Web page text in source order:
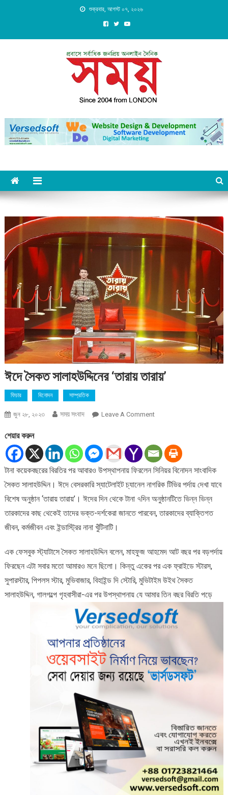
শুক্রবার, আগস্ট ০৭, ২০২৬
Daily Shomoy, Since 2004
from LONDON
ঈদে সৈকত সালাহউদ্দিনের ‘তারায় তারায়’
ফিচার বিনোদন সাম্প্রতিক
জুন ২৮, ২০২৩ সময় সংবাদ Leave A CommentOn
সালাহউদ্দিনের
‘তারায়
তারায়’
শেয়ার করুন
টানা কয়েকবছরের বিরতির পর আবারও উপস্থাপনায় ফিরলেন সিনিয়র বিনোদন সাংবাদিক
সৈকত সালাহউদ্দিন। ঈদে বেসরকারি স্যাটেলাইট চ্যানেল নাগরিক টিভির পর্দায় দেখা যাবে
বিশেষ অনুষ্ঠান ‘তারায় তারায়’। ঈদের দিন থেকে টানা ৭দিন অনুষ্ঠানটিতে ভিন্ন ভিন্ন
তারকাদের কাছ থেকেই তাদের ভক্ত-দর্শকেরা জানতে পারবেন, তারকাদের ব্যাক্তিগত
জীবন, কর্মজীবন এবং ইন্ডাস্ট্রির নানা খুঁটিনাটি।
এক ফেসবুক স্ট্যাটাসে সৈকত সালাহউদ্দিন বলেন, মাহফুজ আহমেদ আট বছর পর বড়পর্দায়
ফিরছেন এটা সবার মতো আমারও মনে ছিলো। কিন্তু একের পর এক ফ্রাইডে স্টারস,
সুপারস্টার, পিপলস স্টার, মুভিবাজার, বিহাইন্ড দি স্টোরি, মুভিটাইম উইথ সৈকত
সালাহউদ্দিন, গালগল্পে গৃহবাসীরা-এর পর উপস্থাপনায় যে আমার তিন বছর বিরতি পড়ে